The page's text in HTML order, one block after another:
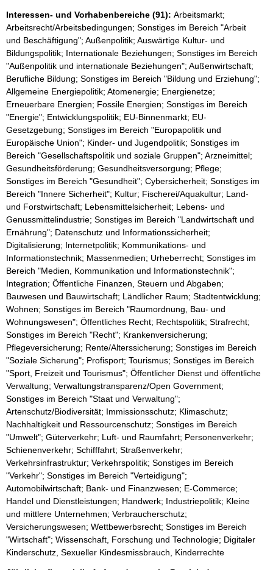
Interessen- und Vorhabenbereiche (91): Arbeitsmarkt;
Arbeitsrecht/Arbeitsbedingungen; Sonstiges im Bereich "Arbeit
und Beschäftigung"; Außenpolitik; Auswärtige Kultur- und
Bildungspolitik; Internationale Beziehungen; Sonstiges im Bereich
"Außenpolitik und internationale Beziehungen"; Außenwirtschaft;
Berufliche Bildung; Sonstiges im Bereich "Bildung und Erziehung";
Allgemeine Energiepolitik; Atomenergie; Energienetze;
Erneuerbare Energien; Fossile Energien; Sonstiges im Bereich
"Energie"; Entwicklungspolitik; EU-Binnenmarkt; EU-
Gesetzgebung; Sonstiges im Bereich "Europapolitik und
Europäische Union"; Kinder- und Jugendpolitik; Sonstiges im
Bereich "Gesellschaftspolitik und soziale Gruppen"; Arzneimittel;
Gesundheitsförderung; Gesundheitsversorgung; Pflege;
Sonstiges im Bereich "Gesundheit"; Cybersicherheit; Sonstiges im
Bereich "Innere Sicherheit"; Kultur; Fischerei/Aquakultur; Land-
und Forstwirtschaft; Lebensmittelsicherheit; Lebens- und
Genussmittelindustrie; Sonstiges im Bereich "Landwirtschaft und
Ernährung"; Datenschutz und Informationssicherheit;
Digitalisierung; Internetpolitik; Kommunikations- und
Informationstechnik; Massenmedien; Urheberrecht; Sonstiges im
Bereich "Medien, Kommunikation und Informationstechnik";
Integration; Öffentliche Finanzen, Steuern und Abgaben;
Bauwesen und Bauwirtschaft; Ländlicher Raum; Stadtentwicklung;
Wohnen; Sonstiges im Bereich "Raumordnung, Bau- und
Wohnungswesen"; Öffentliches Recht; Rechtspolitik; Strafrecht;
Sonstiges im Bereich "Recht"; Krankenversicherung;
Pflegeversicherung; Rente/Alterssicherung; Sonstiges im Bereich
"Soziale Sicherung"; Profisport; Tourismus; Sonstiges im Bereich
"Sport, Freizeit und Tourismus"; Öffentlicher Dienst und öffentliche
Verwaltung; Verwaltungstransparenz/Open Government;
Sonstiges im Bereich "Staat und Verwaltung";
Artenschutz/Biodiversität; Immissionsschutz; Klimaschutz;
Nachhaltigkeit und Ressourcenschutz; Sonstiges im Bereich
"Umwelt"; Güterverkehr; Luft- und Raumfahrt; Personenverkehr;
Schienenverkehr; Schifffahrt; Straßenverkehr;
Verkehrsinfrastruktur; Verkehrspolitik; Sonstiges im Bereich
"Verkehr"; Sonstiges im Bereich "Verteidigung";
Automobilwirtschaft; Bank- und Finanzwesen; E-Commerce;
Handel und Dienstleistungen; Handwerk; Industriepolitik; Kleine
und mittlere Unternehmen; Verbraucherschutz;
Versicherungswesen; Wettbewerbsrecht; Sonstiges im Bereich
"Wirtschaft"; Wissenschaft, Forschung und Technologie; Digitaler
Kinderschutz, Sexueller Kindesmissbrauch, Kinderrechte